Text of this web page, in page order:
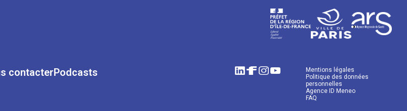
contacterPodcasts
Mentions légales
Politique des données
personnelles
Agence ID Meneo
FAQ